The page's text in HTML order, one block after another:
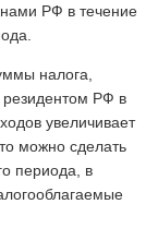
РФ в течение
налога,
РФ в
увеличивает
можно сделать
периода, в